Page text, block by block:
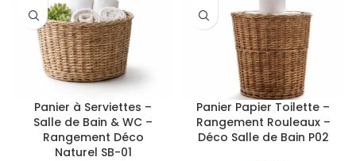
Panier à Serviettes –
Salle de Bain & WC –
Rangement Déco
Naturel SB-01
Panier Papier Toilette –
Rangement Rouleaux –
Déco Salle de Bain P02